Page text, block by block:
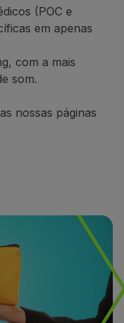
(POC e
em apenas
, com a mais
som.
nossas páginas